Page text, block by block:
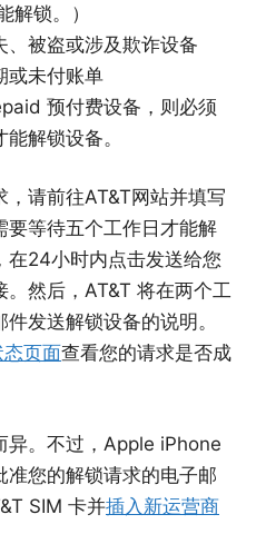
解锁。）
、被盗或涉及欺诈设备
或未付账单
预付费设备，则必须
解锁设备。
请前往AT&T网站并填写
要等待五个工作日才能解
在24小时内点击发送给您
。然后，AT&T 将在两个工
发送解锁设备的说明。
态页面查看您的请求是否成
异。不过，Apple iPhone
您的解锁请求的电子邮
SIM 卡并插入新运营商